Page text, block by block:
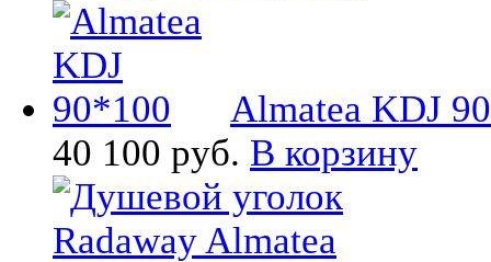
Almatea KDJ
40 100 руб. В корзину